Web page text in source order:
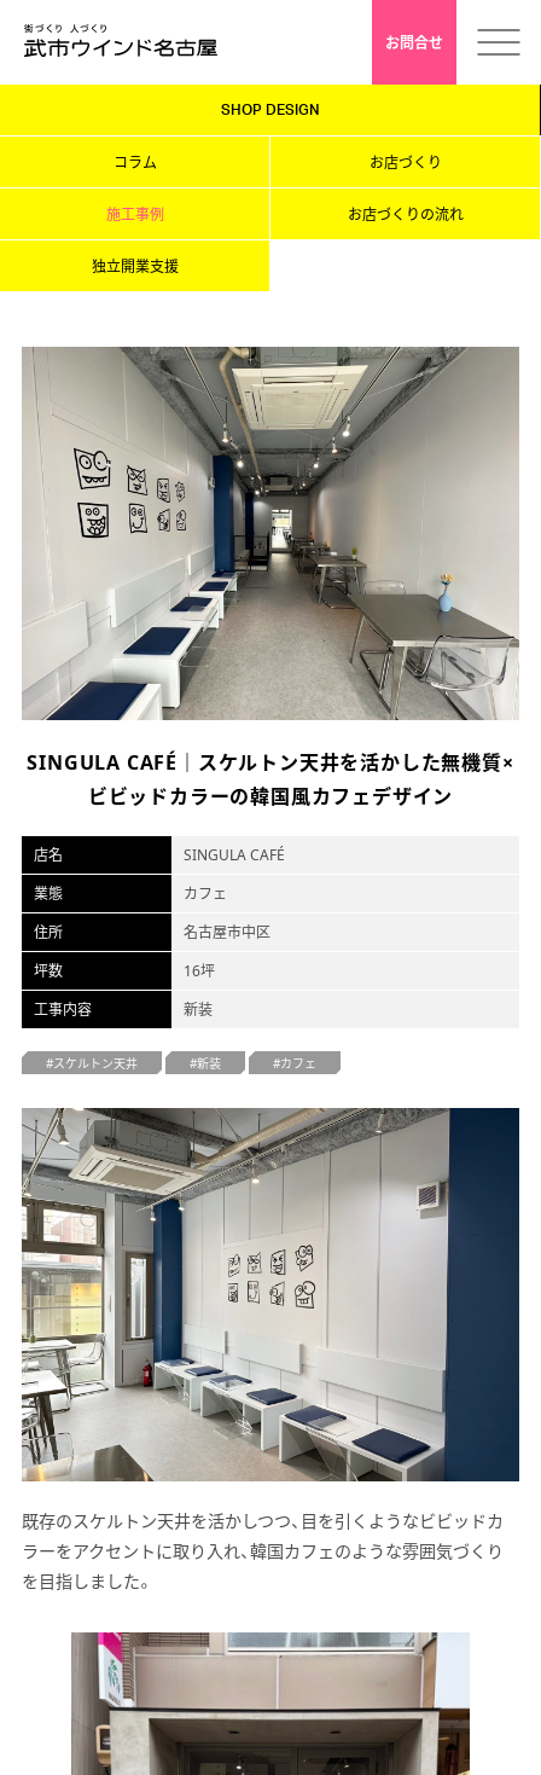
採用情報
店舗デザイン
インドアゴルフ
オフィスデザイン
不動産情報
お問合せ
SHOP DESIGN
コラム お店づくり
施工事例 お店づくりの流れ
独立開業支援
SINGULA CAFÉ｜スケルトン天井を活かした無機質×
ビビッドカラーの韓国風カフェデザイン
店名
SINGULA CAFÉ
業態
カフェ
住所
名古屋市中区
坪数
16坪
工事内容
新装
スケルトン天井 新装 カフェ
既存のスケルトン天井を活かしつつ、目を引くようなビビッドカ
ラーをアクセントに取り入れ、韓国カフェのような雰囲気づくり
を目指しました。